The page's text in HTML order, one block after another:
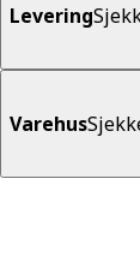
Levering
Varehus